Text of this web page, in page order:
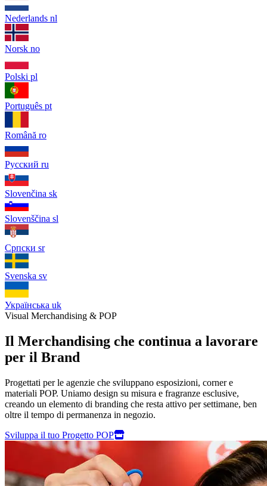
Nederlands nl
Norsk no
Polski pl
Português pt
Română ro
Русский ru
Slovenčina sk
Slovenščina sl
Српски sr
Svenska sv
Українська uk
Visual Merchandising & POP
Il Merchandising che continua a lavorare
per il Brand
Progettati per le agenzie che sviluppano esposizioni, corner e
materiali POP. Uniamo design su misura e fragranze esclusive,
creando un elemento di branding che resta attivo per settimane, ben
oltre il tempo di permanenza in negozio.
Sviluppa il tuo Progetto POP